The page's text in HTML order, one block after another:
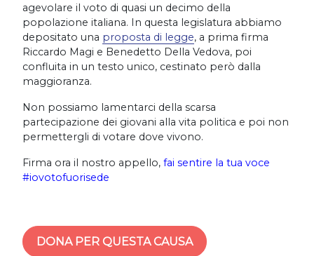
agevolare il voto di quasi un decimo della
popolazione italiana. In questa legislatura abbiamo
depositato una proposta di legge, a prima firma
Riccardo Magi e Benedetto Della Vedova, poi
confluita in un testo unico, cestinato però dalla
maggioranza.
Non possiamo lamentarci della scarsa
partecipazione dei giovani alla vita politica e poi non
permettergli di votare dove vivono.
Firma ora il nostro appello, fai sentire la tua voce
#iovotofuorisede
DONA PER QUESTA CAUSA